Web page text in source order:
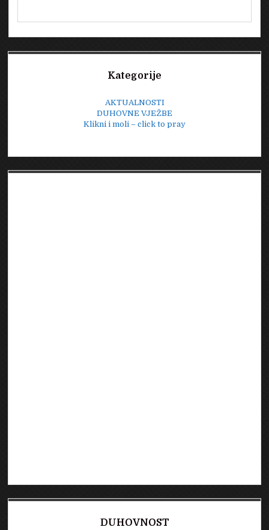
Kategorije
AKTUALNOSTI
DUHOVNE VJEŽBE
Klikni i moli – click to pray
DUHOVNOST